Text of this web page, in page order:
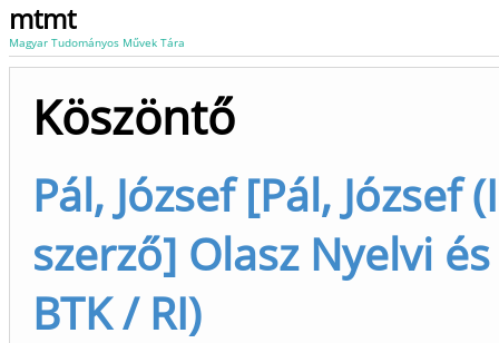
mtmt
Magyar Tudományos Művek Tára
Köszöntő
Pál, József [Pál,
szerző] Olasz Nyelvi
BTK / RI)